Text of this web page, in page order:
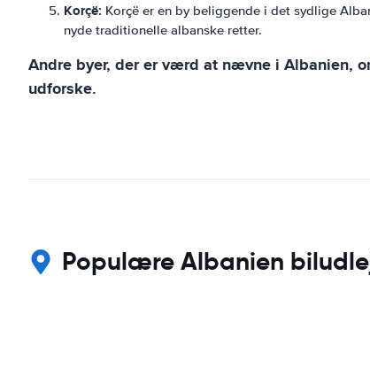
Korçë: Korçë er en by beliggende i det sydlige
nyde traditionelle albanske retter.
Andre byer, der er værd at nævne i Albanien,
udforske.
Populære Albanien